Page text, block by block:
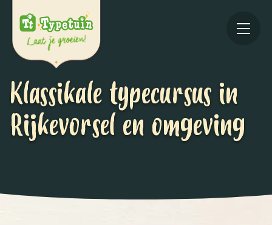
Klassikale typecursus in
Rijkevorsel en omgeving